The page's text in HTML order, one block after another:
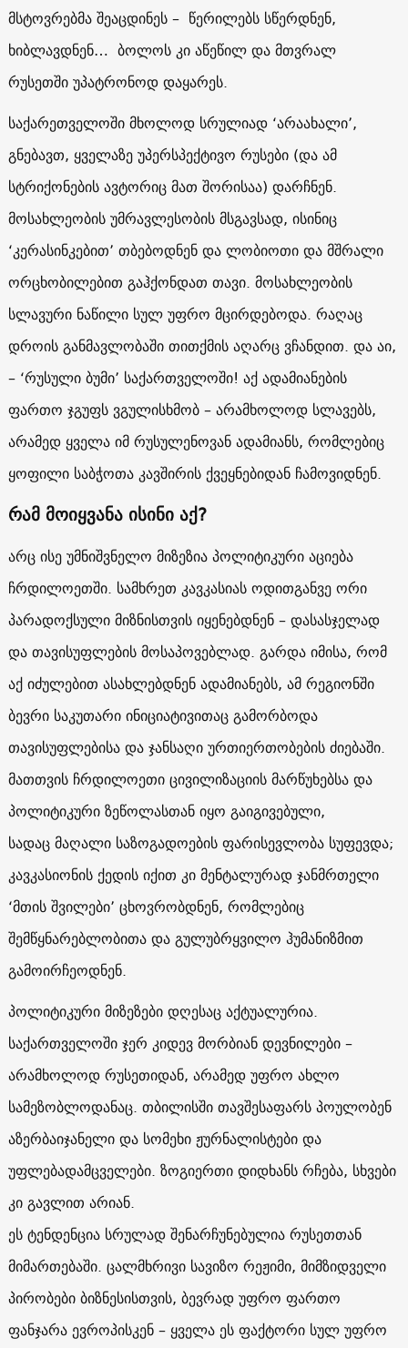
მსტოვრებმა შეაცდინეს – წერილებს სწერდნენ,
ხიბლავდნენ… ბოლოს კი აწეწილ და მთვრალ
რუსეთში უპატრონოდ დაყარეს.
საქარეთველოში მხოლოდ სრულიად ‘არაახალი’,
გნებავთ, ყველაზე უპერსპექტივო რუსები (და ამ
სტრიქონების ავტორიც მათ შორისაა) დარჩნენ.
მოსახლეობის უმრავლესობის მსგავსად, ისინიც
‘კერასინკებით’ თბებოდნენ და ლობიოთი და მშრალი
ორცხობილებით გაჰქონდათ თავი. მოსახლეობის
სლავური ნაწილი სულ უფრო მცირდებოდა. რაღაც
დროის განმავლობაში თითქმის აღარც ვჩანდით. და აი,
– ‘რუსული ბუმი’ საქართველოში! აქ ადამიანების
ფართო ჯგუფს ვგულისხმობ – არამხოლოდ სლავებს,
არამედ ყველა იმ რუსულენოვან ადამიანს, რომლებიც
ყოფილი საბჭოთა კავშირის ქვეყნებიდან ჩამოვიდნენ.
რამ მოიყვანა ისინი აქ?
არც ისე უმნიშვნელო მიზეზია პოლიტიკური აციება
ჩრდილოეთში. სამხრეთ კავკასიას ოდითგანვე ორი
პარადოქსული მიზნისთვის იყენებდნენ – დასასჯელად
და თავისუფლების მოსაპოვებლად. გარდა იმისა, რომ
აქ იძულებით ასახლებდნენ ადამიანებს, ამ რეგიონში
ბევრი საკუთარი ინიციატივითაც გამორბოდა
თავისუფლებისა და ჯანსაღი ურთიერთობების ძიებაში.
მათთვის ჩრდილოეთი ცივილიზაციის მარწუხებსა და
პოლიტიკური ზეწოლასთან იყო გაიგივებული,
სადაც მაღალი საზოგადოების ფარისევლობა სუფევდა;
კავკასიონის ქედის იქით კი მენტალურად ჯანმრთელი
‘მთის შვილები’ ცხოვრობდნენ, რომლებიც
შემწყნარებლობითა და გულუბრყვილო ჰუმანიზმით
გამოირჩეოდნენ.
პოლიტიკური მიზეზები დღესაც აქტუალურია.
საქართველოში ჯერ კიდევ მორბიან დევნილები –
არამხოლოდ რუსეთიდან, არამედ უფრო ახლო
სამეზობლოდანაც. თბილისში თავშესაფარს პოულობენ
აზერბაიჯანელი და სომეხი ჟურნალისტები და
უფლებადამცველები. ზოგიერთი დიდხანს რჩება, სხვები
კი გავლით არიან.
ეს ტენდენცია სრულად შენარჩუნებულია რუსეთთან
მიმართებაში. ცალმხრივი სავიზო რეჟიმი, მიმზიდველი
პირობები ბიზნესისთვის, ბევრად უფრო ფართო
ფანჯარა ევროპისკენ – ყველა ეს ფაქტორი სულ უფრო